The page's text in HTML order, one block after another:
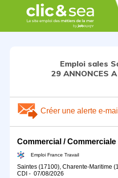
Emploi sales
29 ANNONCES
Créer une alerte e-mail
Emploi France Travail
Saintes (17100), Charente-Maritime
CDI - 07/08/2026